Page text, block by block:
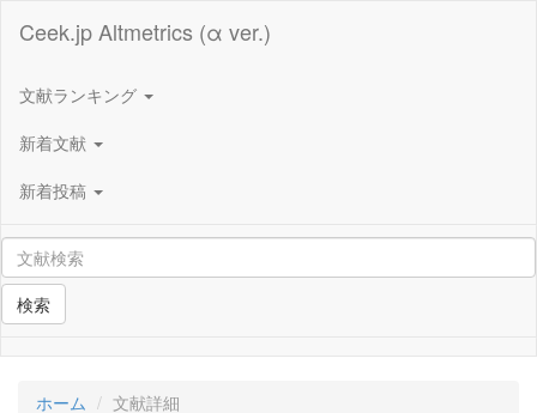
Ceek.jp Altmetrics (α ver.)
文献ランキング
新着文献
新着投稿
検索
ホーム 文献詳細